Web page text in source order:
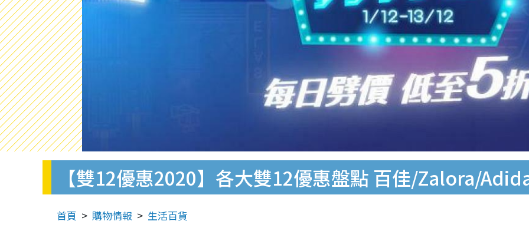
【雙12優惠2020】各大雙12優惠盤點 百佳/Zalora/
首頁 購物情報 生活百貨